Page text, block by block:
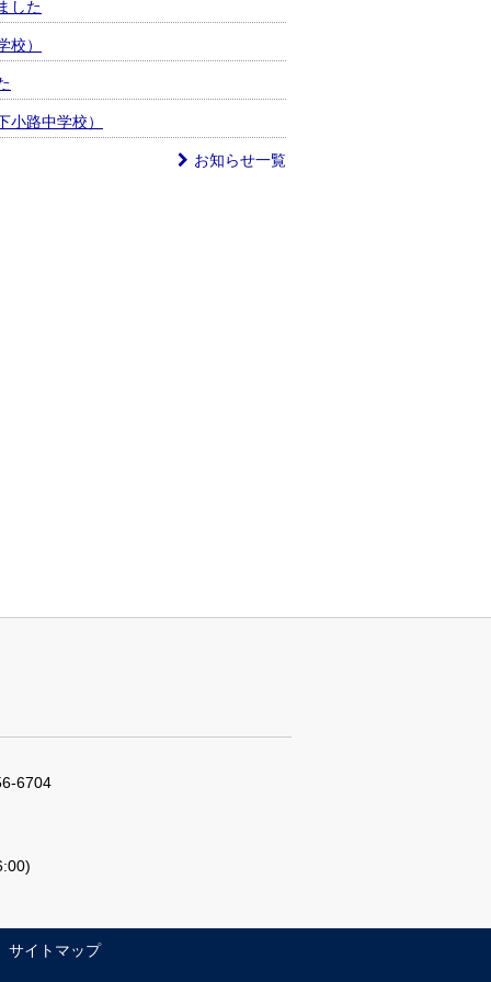
した
）
路中学校）
お知らせ一覧
6704
サイトマップ